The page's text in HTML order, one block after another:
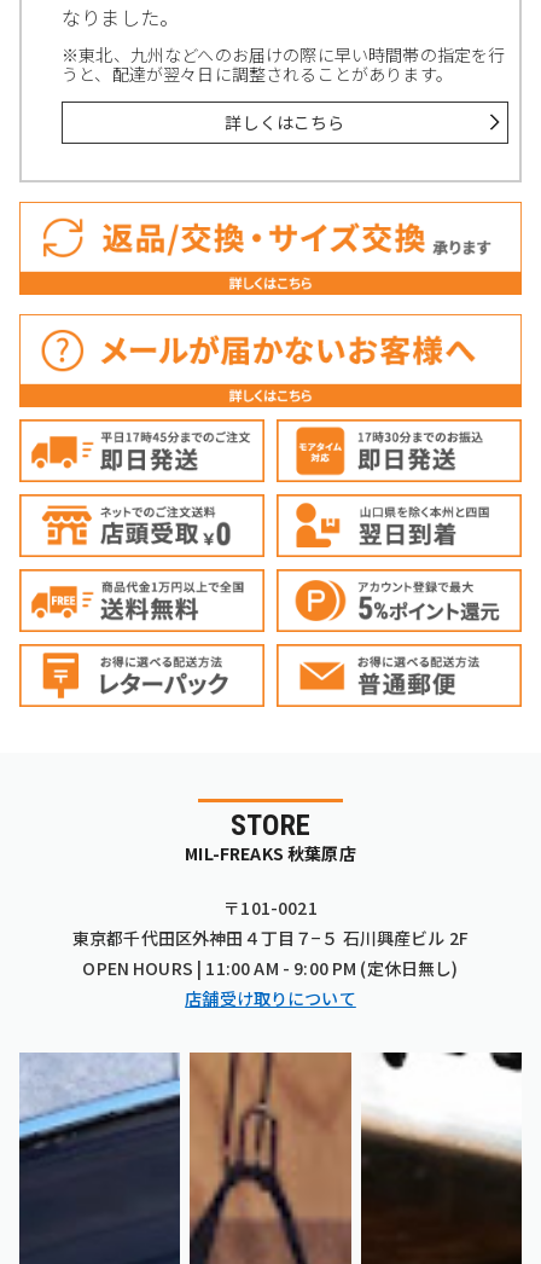
なりました。
※東北、九州などへのお届けの際に早い時間帯の指定を行
うと、配達が翌々日に調整されることがあります。
詳しくはこちら
STORE
MIL-FREAKS 秋葉原店
〒101-0021
東京都千代田区外神田４丁目７−５ 石川興産ビル 2F
OPEN HOURS | 11:00 AM - 9:00 PM (定休日無し)
店舗受け取りについて